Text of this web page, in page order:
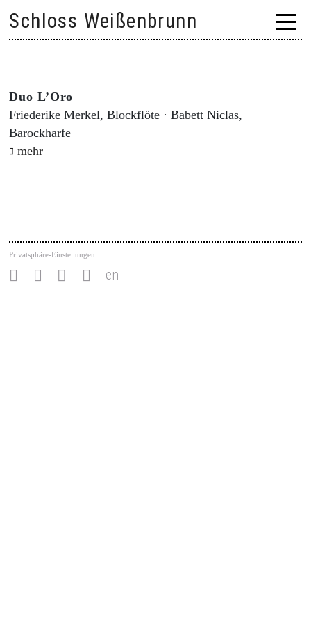
content
Schloss Weißenbrunn
Duo L’Oro
Friederike Merkel, Blockflöte · Babett Niclas,
Barockharfe
mehr
Privatsphäre-Einstellungen
en